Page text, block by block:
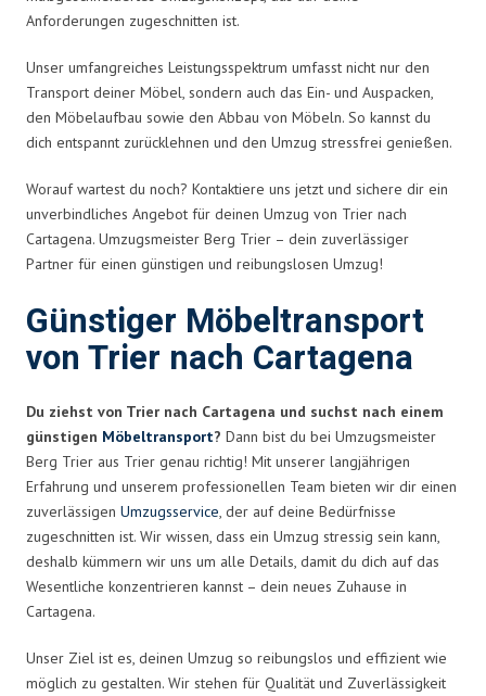
Anforderungen zugeschnitten ist.
Unser umfangreiches Leistungsspektrum umfasst nicht nur den
Transport deiner Möbel, sondern auch das Ein- und Auspacken,
den Möbelaufbau sowie den Abbau von Möbeln. So kannst du
dich entspannt zurücklehnen und den Umzug stressfrei genießen.
Worauf wartest du noch? Kontaktiere uns jetzt und sichere dir ein
unverbindliches Angebot für deinen Umzug von Trier nach
Cartagena. Umzugsmeister Berg Trier – dein zuverlässiger
Partner für einen günstigen und reibungslosen Umzug!
Günstiger Möbeltransport
von Trier nach Cartagena
Du ziehst von Trier nach Cartagena und suchst nach einem
günstigen Möbeltransport? Dann bist du bei Umzugsmeister
Berg Trier aus Trier genau richtig! Mit unserer langjährigen
Erfahrung und unserem professionellen Team bieten wir dir einen
zuverlässigen Umzugsservice, der auf deine Bedürfnisse
zugeschnitten ist. Wir wissen, dass ein Umzug stressig sein kann,
deshalb kümmern wir uns um alle Details, damit du dich auf das
Wesentliche konzentrieren kannst – dein neues Zuhause in
Cartagena.
Unser Ziel ist es, deinen Umzug so reibungslos und effizient wie
möglich zu gestalten. Wir stehen für Qualität und Zuverlässigkeit